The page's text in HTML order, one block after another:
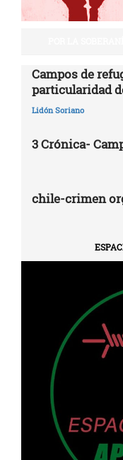
Campos de
particularidad
Lidón Soriano
3 Crónica-
chile-crimen